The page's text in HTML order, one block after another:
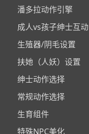
潘多拉动作引擎
成人vs孩子绅士互动
生殖器/阴毛设置
扶她（人妖）设置
绅士动作选择
常规动作选择
生育组件
特殊NPC美化